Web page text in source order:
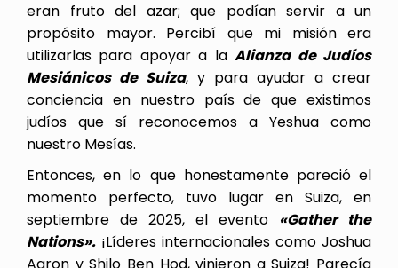
eran fruto del azar; que podían servir a un
propósito mayor. Percibí que mi misión era
utilizarlas para apoyar a laAlianza de Judíos
Mesiánicos de Suiza, y para ayudar a crear
conciencia en nuestro país de que existimos
judíos que sí reconocemos a Yeshua como
nuestro Mesías.
Entonces, en lo que honestamente pareció el
momento perfecto, tuvo lugar en Suiza, en
septiembre de 2025, el evento «Gather the
Nations». ¡Líderes internacionales como Joshua